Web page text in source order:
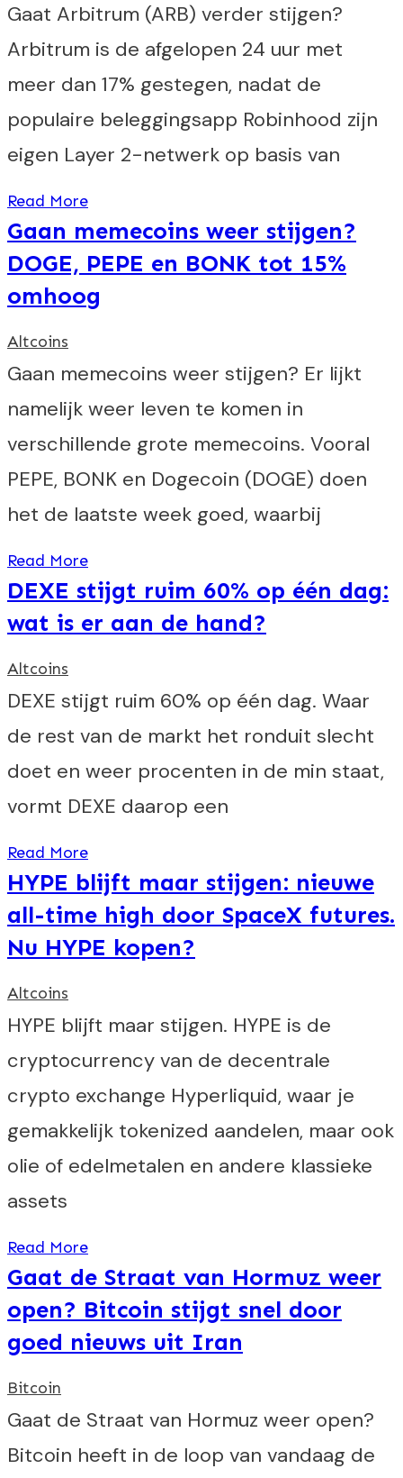
Gaat Arbitrum (ARB) verder stijgen?
Arbitrum is de afgelopen 24 uur met
meer dan 17% gestegen, nadat de
populaire beleggingsapp Robinhood zijn
eigen Layer 2-netwerk op basis van
Read More
Gaan memecoins weer stijgen?
DOGE, PEPE en BONK tot 15%
omhoog
Altcoins
Gaan memecoins weer stijgen? Er lijkt
namelijk weer leven te komen in
verschillende grote memecoins. Vooral
PEPE, BONK en Dogecoin (DOGE) doen
het de laatste week goed, waarbij
Read More
DEXE stijgt ruim 60% op één dag:
wat is er aan de hand?
Altcoins
DEXE stijgt ruim 60% op één dag. Waar
de rest van de markt het ronduit slecht
doet en weer procenten in de min staat,
vormt DEXE daarop een
Read More
HYPE blijft maar stijgen: nieuwe
all-time high door SpaceX futures.
Nu HYPE kopen?
Altcoins
HYPE blijft maar stijgen. HYPE is de
cryptocurrency van de decentrale
crypto exchange Hyperliquid, waar je
gemakkelijk tokenized aandelen, maar ook
olie of edelmetalen en andere klassieke
assets
Read More
Gaat de Straat van Hormuz weer
open? Bitcoin stijgt snel door
goed nieuws uit Iran
Bitcoin
Gaat de Straat van Hormuz weer open?
Bitcoin heeft in de loop van vandaag de